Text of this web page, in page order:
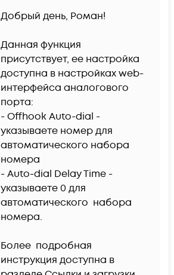
Добрый день, Роман!
Данная функция
присутствует, ее настройка
доступна в настройках web-
интерфейса аналогового
порта:
- Offhook Auto-dial -
указываете номер для
автоматического набора
номера
- Auto-dial Delay Time -
указываете 0 для
автоматического  набора
номера.
Более  подробная
инструкция доступна в